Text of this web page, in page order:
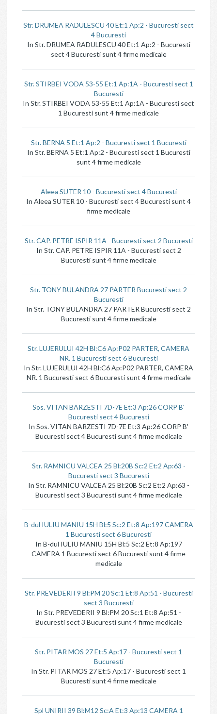
Str. DRUMEA RADULESCU 40 Et:1 Ap:2 - Bucuresti sect
4 Bucuresti
In Str. DRUMEA RADULESCU 40 Et:1 Ap:2 - Bucuresti
sect 4 Bucuresti sunt 4 firme medicale
Str. STIRBEI VODA 53-55 Et:1 Ap:1A - Bucuresti sect 1
Bucuresti
In Str. STIRBEI VODA 53-55 Et:1 Ap:1A - Bucuresti sect
1 Bucuresti sunt 4 firme medicale
Str. BERNA 5 Et:1 Ap:2 - Bucuresti sect 1 Bucuresti
In Str. BERNA 5 Et:1 Ap:2 - Bucuresti sect 1 Bucuresti
sunt 4 firme medicale
Aleea SUTER 10 - Bucuresti sect 4 Bucuresti
In Aleea SUTER 10 - Bucuresti sect 4 Bucuresti sunt 4
firme medicale
Str. CAP. PETRE ISPIR 11A - Bucuresti sect 2 Bucuresti
In Str. CAP. PETRE ISPIR 11A - Bucuresti sect 2
Bucuresti sunt 4 firme medicale
Str. TONY BULANDRA 27 PARTER Bucuresti sect 2
Bucuresti
In Str. TONY BULANDRA 27 PARTER Bucuresti sect 2
Bucuresti sunt 4 firme medicale
Str. LUJERULUI 42H Bl:C6 Ap:P02 PARTER, CAMERA
NR. 1 Bucuresti sect 6 Bucuresti
In Str. LUJERULUI 42H Bl:C6 Ap:P02 PARTER, CAMERA
NR. 1 Bucuresti sect 6 Bucuresti sunt 4 firme medicale
Sos. VITAN BARZESTI 7D-7E Et:3 Ap:26 CORP B'
Bucuresti sect 4 Bucuresti
In Sos. VITAN BARZESTI 7D-7E Et:3 Ap:26 CORP B'
Bucuresti sect 4 Bucuresti sunt 4 firme medicale
Str. RAMNICU VALCEA 25 Bl:20B Sc:2 Et:2 Ap:63 -
Bucuresti sect 3 Bucuresti
In Str. RAMNICU VALCEA 25 Bl:20B Sc:2 Et:2 Ap:63 -
Bucuresti sect 3 Bucuresti sunt 4 firme medicale
B-dul IULIU MANIU 15H Bl:5 Sc:2 Et:8 Ap:197 CAMERA
1 Bucuresti sect 6 Bucuresti
In B-dul IULIU MANIU 15H Bl:5 Sc:2 Et:8 Ap:197
CAMERA 1 Bucuresti sect 6 Bucuresti sunt 4 firme
medicale
Str. PREVEDERII 9 Bl:PM 20 Sc:1 Et:8 Ap:51 - Bucuresti
sect 3 Bucuresti
In Str. PREVEDERII 9 Bl:PM 20 Sc:1 Et:8 Ap:51 -
Bucuresti sect 3 Bucuresti sunt 4 firme medicale
Str. PITAR MOS 27 Et:5 Ap:17 - Bucuresti sect 1
Bucuresti
In Str. PITAR MOS 27 Et:5 Ap:17 - Bucuresti sect 1
Bucuresti sunt 4 firme medicale
Spl UNIRII 39 Bl:M12 Sc:A Et:3 Ap:13 CAMERA 1